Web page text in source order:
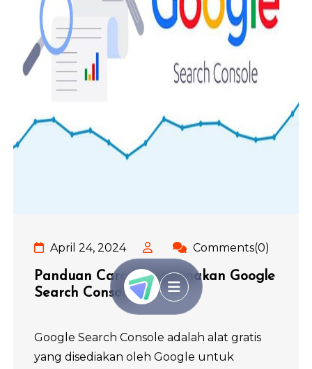
April 24, 2024 Comments(0)
Panduan Cara Menggunakan Google
Search Console
Google Search Console adalah alat gratis
yang disediakan oleh Google untuk